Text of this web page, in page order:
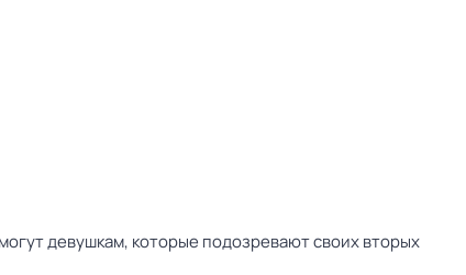
девушкам, которые подозревают своих вторых